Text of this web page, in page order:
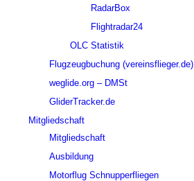
RadarBox
Flightradar24
OLC Statistik
Flugzeugbuchung (vereinsflieger.de)
weglide.org – DMSt
GliderTracker.de
Mitgliedschaft
Mitgliedschaft
Ausbildung
Motorflug Schnupperfliegen